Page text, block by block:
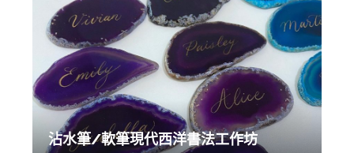
沾水筆/軟筆現代西洋書法工作坊